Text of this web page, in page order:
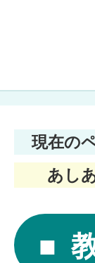
現在の
あし